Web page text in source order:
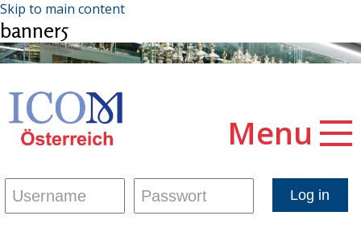
Skip to main content
banner5
Menu